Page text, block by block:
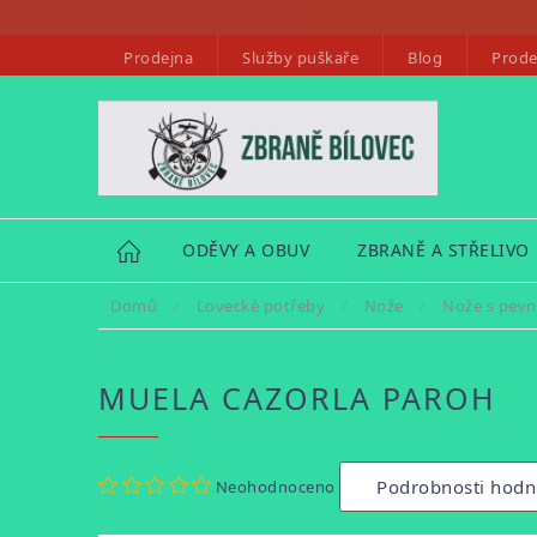
Prodejna Služby puškaře Blog
HOME ODĚVY A OBUV ZBRANĚ A STŘELIVO
Domů / Lovecké potřeby / Nože / Nože s
MUELA CAZORLA PAROH
hodnocení
Neohodnoceno Podrobnosti